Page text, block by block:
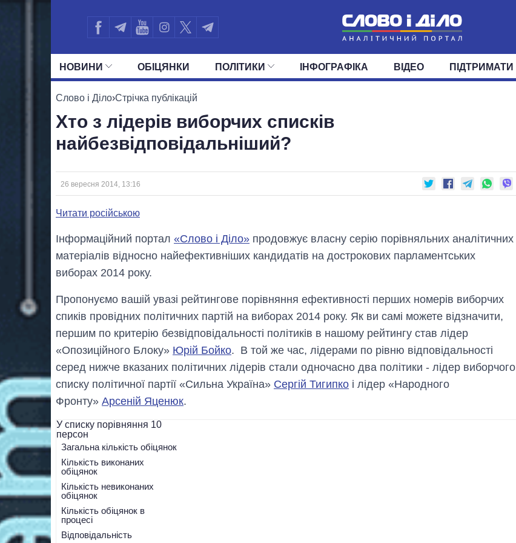
НОВИНИ
ПОЛІТИКА
ОБIЦЯНКИ ПОЛIТИКИ
УСІ ПОЛІТИКИ
ДЕПУТАТИ
ІНФОГРАФІКА ВІДЕО ПІДТРИМАТИ
Слово і Діло›Стрічка публікацій
Хто з лідерів виборчих списків
найбезвідповідальніший?
26 вересня 2014, 13:16
Читати російською
Інформаційний портал «Слово і Діло» продовжує власну серію порівняльних аналітичних
матеріалів відносно найефективніших кандидатів на дострокових парламентських
виборах 2014 року.
Пропонуємо вашій увазі рейтингове порівняння ефективності перших номерів виборчих
спиків провідних політичних партій на виборах 2014 року. Як ви самі можете відзначити,
першим по критерію безвідповідальності політиків в нашому рейтингу став лідер
«Опозиційного Блоку» Юрій Бойко. В той же час, лідерами по рівню відповідальності
серед нижче вказаних політичних лідерів стали одночасно два політики - лідер виборчого
списку політичної партії «Сильна Україна» Сергій Тигипко і лідер «Народного
Фронту» Арсеній Яценюк.
У списку порівняння 10
персон
Загальна кількість обіцянок
Кількість виконаних
обіцянок
Кількість невиконаних
обіцянок
Кількість обіцянок в
процесі
Відповідальність